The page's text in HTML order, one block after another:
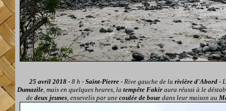
25 avril 2018 - 8 h - Saint-Pierre - Rive gauche de la rivière d'Abord -
Dumazile, mais en quelques heures, latempête Fakir aura réussi à le
dedeux jeunes, ensevelispar unecoulée de bouedans leur maisonau